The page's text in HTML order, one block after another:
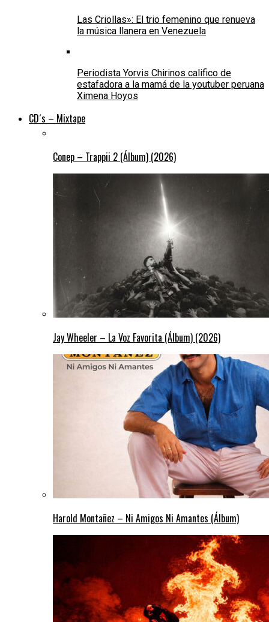
Las Criollas»: El trio femenino que renueva
la música llanera en Venezuela
Periodista Yorvis Chirinos califico de
estafadora a la mamá de la youtuber peruana
Ximena Hoyos
CD´s – Mixtape
Conep – Trappii 2 (Álbum) (2026)
Jay Wheeler – La Voz Favorita (Álbum) (2026)
Harold Montañez – Ni Amigos Ni Amantes (Álbum)